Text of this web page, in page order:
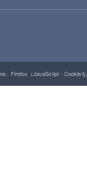
、Firefox（JavaScript・Cookie